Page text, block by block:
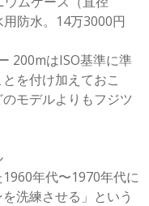
防水。14万3000円
200mはISO基準に準
を付け加えておこ
モデルよりもフジツ
年代〜1970年代に
洗練させる」という